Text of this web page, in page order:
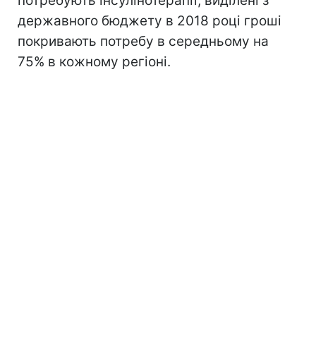
державного бюджету в 2018 році гроші
покривають потребу в середньому на
75% в кожному регіоні.